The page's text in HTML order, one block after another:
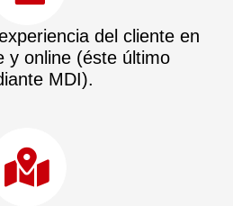
del cliente en
y online (éste último
MDI).